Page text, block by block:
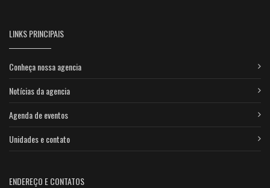
LINKS PRINCIPAIS
Conheça nossa agencia
Notícias da agencia
Agenda de eventos
Unidades e contato
ENDEREÇO E CONTATOS